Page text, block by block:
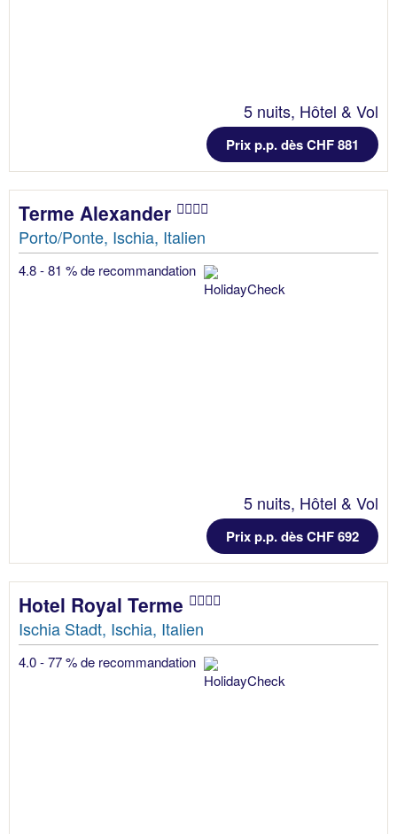
5 nuits, Hôtel & Vol
Prix p.p. dès CHF 881
Terme Alexander
Porto/Ponte, Ischia, Italien
4.8 - 81 % de recommandation
5 nuits, Hôtel & Vol
Prix p.p. dès CHF 692
Hotel Royal Terme
Ischia Stadt, Ischia, Italien
4.0 - 77 % de recommandation